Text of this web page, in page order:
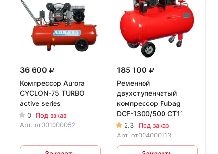
36 600
Компрессор Aurora
CYCLON-75 TURBO
active series
0
Под заказ
Арт. от001000052
185 100
Ременной
двухступенчатый
компрессор Fubag
DCF-1300/500 CT11
2.3
Под заказ
Арт. от004000113